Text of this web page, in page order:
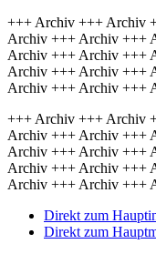
+++ Archiv +++ Archiv
Archiv +++ Archiv +++
Archiv +++ Archiv +++
Archiv +++ Archiv +++
Archiv +++ Archiv +++
+++ Archiv +++ Archiv
Archiv +++ Archiv +++
Archiv +++ Archiv +++
Archiv +++ Archiv +++
Archiv +++ Archiv +++
Direkt zum
Direkt zum